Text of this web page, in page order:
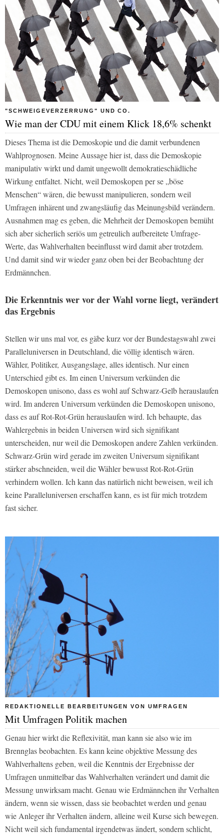
"SCHWEIGEVERZERRUNG" UND CO.
Wie man der CDU mit einem Klick 18,6% schenkt
Dieses Thema ist die Demoskopie und die damit verbundenen
Wahlprognosen. Meine Aussage hier ist, dass die Demoskopie
manipulativ wirkt und damit ungewollt demokratieschädliche
Wirkung entfaltet. Nicht, weil Demoskopen per se „böse
Menschen“ wären, die bewusst manipulieren, sondern weil
Umfragen inhärent und zwangsläufig das Meinungsbild verändern.
Ausnahmen mag es geben, die Mehrheit der Demoskopen bemüht
sich aber sicherlich seriös um getreulich aufbereitete Umfrage-
Werte, das Wahlverhalten beeinflusst wird damit aber trotzdem.
Und damit sind wir wieder ganz oben bei der Beobachtung der
Erdmännchen.
Die Erkenntnis wer vor der Wahl vorne liegt, verändert
das Ergebnis
Stellen wir uns mal vor, es gäbe kurz vor der Bundestagswahl zwei
Paralleluniversen in Deutschland, die völlig identisch wären.
Wähler, Politiker, Ausgangslage, alles identisch. Nur einen
Unterschied gibt es. Im einen Universum verkünden die
Demoskopen unisono, dass es wohl auf Schwarz-Gelb herauslaufen
wird. Im anderen Universum verkünden die Demoskopen unisono,
dass es auf Rot-Rot-Grün herauslaufen wird. Ich behaupte, das
Wahlergebnis in beiden Universen wird sich signifikant
unterscheiden, nur weil die Demoskopen andere Zahlen verkünden.
Schwarz-Grün wird gerade im zweiten Universum signifikant
stärker abschneiden, weil die Wähler bewusst Rot-Rot-Grün
verhindern wollen. Ich kann das natürlich nicht beweisen, weil ich
keine Paralleluniversen erschaffen kann, es ist für mich trotzdem
fast sicher.
REDAKTIONELLE BEARBEITUNGEN VON UMFRAGEN
Mit Umfragen Politik machen
Genau hier wirkt die Reflexivität, man kann sie also wie im
Brennglas beobachten. Es kann keine objektive Messung des
Wahlverhaltens geben, weil die Kenntnis der Ergebnisse der
Umfragen unmittelbar das Wahlverhalten verändert und damit die
Messung unwirksam macht. Genau wie Erdmännchen ihr Verhalten
ändern, wenn sie wissen, dass sie beobachtet werden und genau
wie Anleger ihr Verhalten ändern, alleine weil Kurse sich bewegen.
Nicht weil sich fundamental irgendetwas ändert, sondern schlicht,